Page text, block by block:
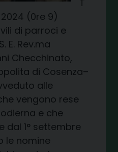
T
(0re 9)
di parroci e
E. Rev.ma
Checchinato,
di Cosenza–
alle
vengono rese
e che
dal 1° settembre
le nomine